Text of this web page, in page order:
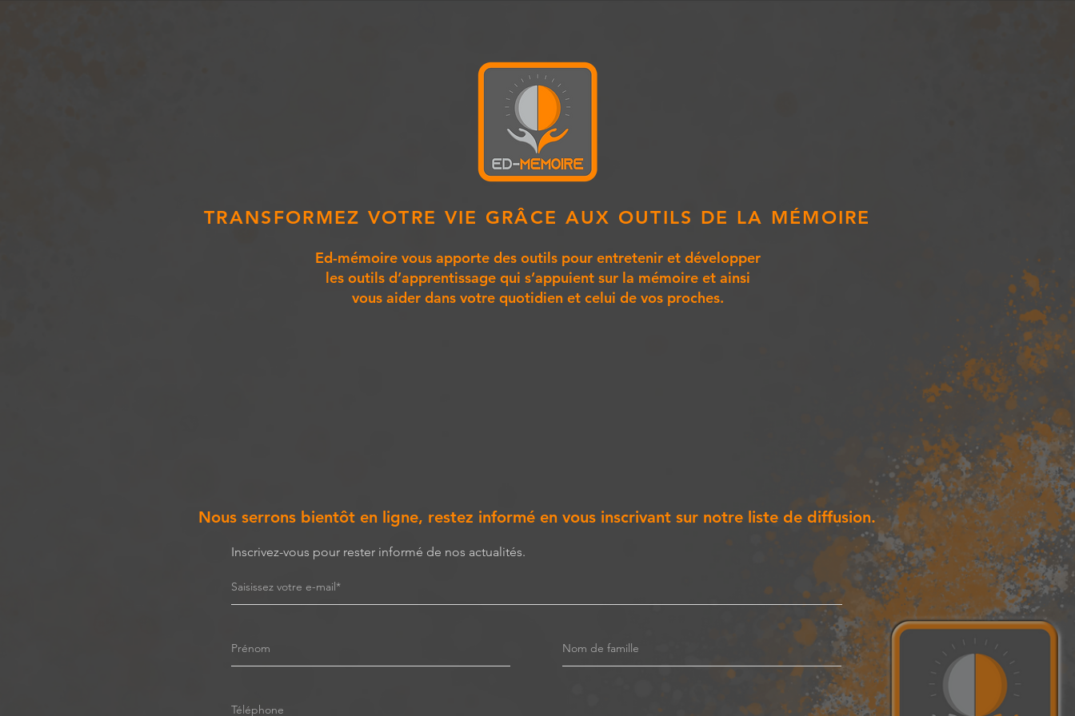
TRANSFORMEZ VOTRE VIE GRÂCE AUX OUTILS DE LA MÉMOIRE
Ed-mémoire vous apporte des outils pour entretenir et développer
les outils d’apprentissage qui s’appuient sur la mémoire et ainsi
vous aider dans votre quotidien et celui de vos proches.
Nous serrons bientôt en ligne, restez informé en vous inscrivant sur notre liste de diffusion.
Inscrivez-vous pour rester informé de nos actualités.